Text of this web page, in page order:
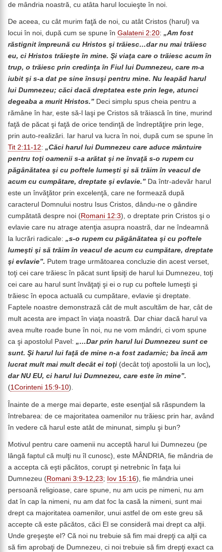
de mândria noastră, cu atâta harul locuieşte în noi.
De aceea, cu cât murim faţă de noi, cu atât Cristos (harul) va
locui în noi, după cum se spune în Galateni 2:20: „Am fost
răstignit împreună cu Hristos şi trăiesc…dar nu mai trăiesc
eu, ci Hristos trăieşte în mine. Şi viaţa care o trăiesc acum în
trup, o trăiesc prin credinţa în Fiul lui Dumnezeu, care m-a
iubit şi s-a dat pe sine însuşi pentru mine. Nu leapăd harul
lui Dumnezeu; căci dacă dreptatea este prin lege, atunci
degeaba a murit Hristos.” Deci simplu spus cheia pentru a
rămâne în har, este să-l laşi pe Cristos să trăiască în tine, murind
faţă de păcat şi faţă de orice tendinţă de îndreptăţire prin lege,
prin auto-realizări. Iar harul va lucra în noi, după cum se spune în
Tit 2:11-12: „Căci harul lui Dumnezeu care aduce mântuire
pentru toţi oamenii s-a arătat şi ne învaţă s-o rupem cu
păgânătatea şi cu poftele lumeşti şi să trăim în veacul de
acum cu cumpătare, dreptate şi evlavie.” Da într-adevăr harul
este un învăţător prin excelenţă, care ne formează după
caracterul Domnului nostru Isus Cristos, dându-ne o gândire
cumpătată despre noi (Romani 12:3), o dreptate prin Cristos şi o
evlavie care nu atrage atenţia asupra noastră, dar ne îndeamnă
la lucrări radicale: „s-o rupem cu păgânătatea şi cu poftele
lumeşti şi să trăim în veacul de acum cu cumpătare, dreptate
şi evlavie”. Putem trage următoarea concluzie din acest verset,
toţi cei care trăiesc în păcat sunt lipsiţi de harul lui Dumnezeu, toţi
cei care au harul sunt învăţaţi şi ei o rup cu poftele lumeşti şi
trăiesc în epoca actuală cu cumpătare, evlavie şi dreptate.
Faptele noastre demonstrază cât de mult ascultăm de har, cât de
mult acesta are impact în viaţa noastră. Dar chiar dacă harul va
avea multe roade bune în noi, nu ne vom mândri, ci vom spune
ca şi apostolul Pavel: „…Dar prin harul lui Dumnezeu sunt ce
sunt. Şi harul lui faţă de mine n-a fost zadarnic; ba încă am
lucrat mult mai mult decât ei toţi (decât toţi apostolii la un loc),
dar NU EU, ci harul lui Dumnezeu, care este în mine”.
(1Corinteni 15:9-10).
Înainte de a merge mai departe, este esenţial să răspundem la
întrebarea: de ce majoritatea oamenilor nu trăiesc prin har, având
în vedere că harul este atât de minunat, simplu şi bun?
Motivul pentru care oamenii nu acceptă harul lui Dumnezeu (pe
lângă faptul că mulţi nu îl cunosc), este MÂNDRIA, fie mândria de
a accepta că eşti păcătos, corupt şi netrebnic în faţa lui
Dumnezeu (Romani 3:9-12,23; Iov 15:16), fie mândria unei
persoană religioase, care spune, nu am ucis pe nimeni, nu am
dat în cap la nimeni, nu am dat foc la casă la nimeni, sunt mai
drept ca majoritatea oamenilor, unui astfel de om este greu să
accepte că este păcătos, căci El se consideră mai drept ca alţii.
Unde greşeşte el? Că noi nu trebuie să fim mai drepţi ca alţii ca
să fim aprobaţi de Dumnezeu, ci noi trebuie să fim drepţi exact ca